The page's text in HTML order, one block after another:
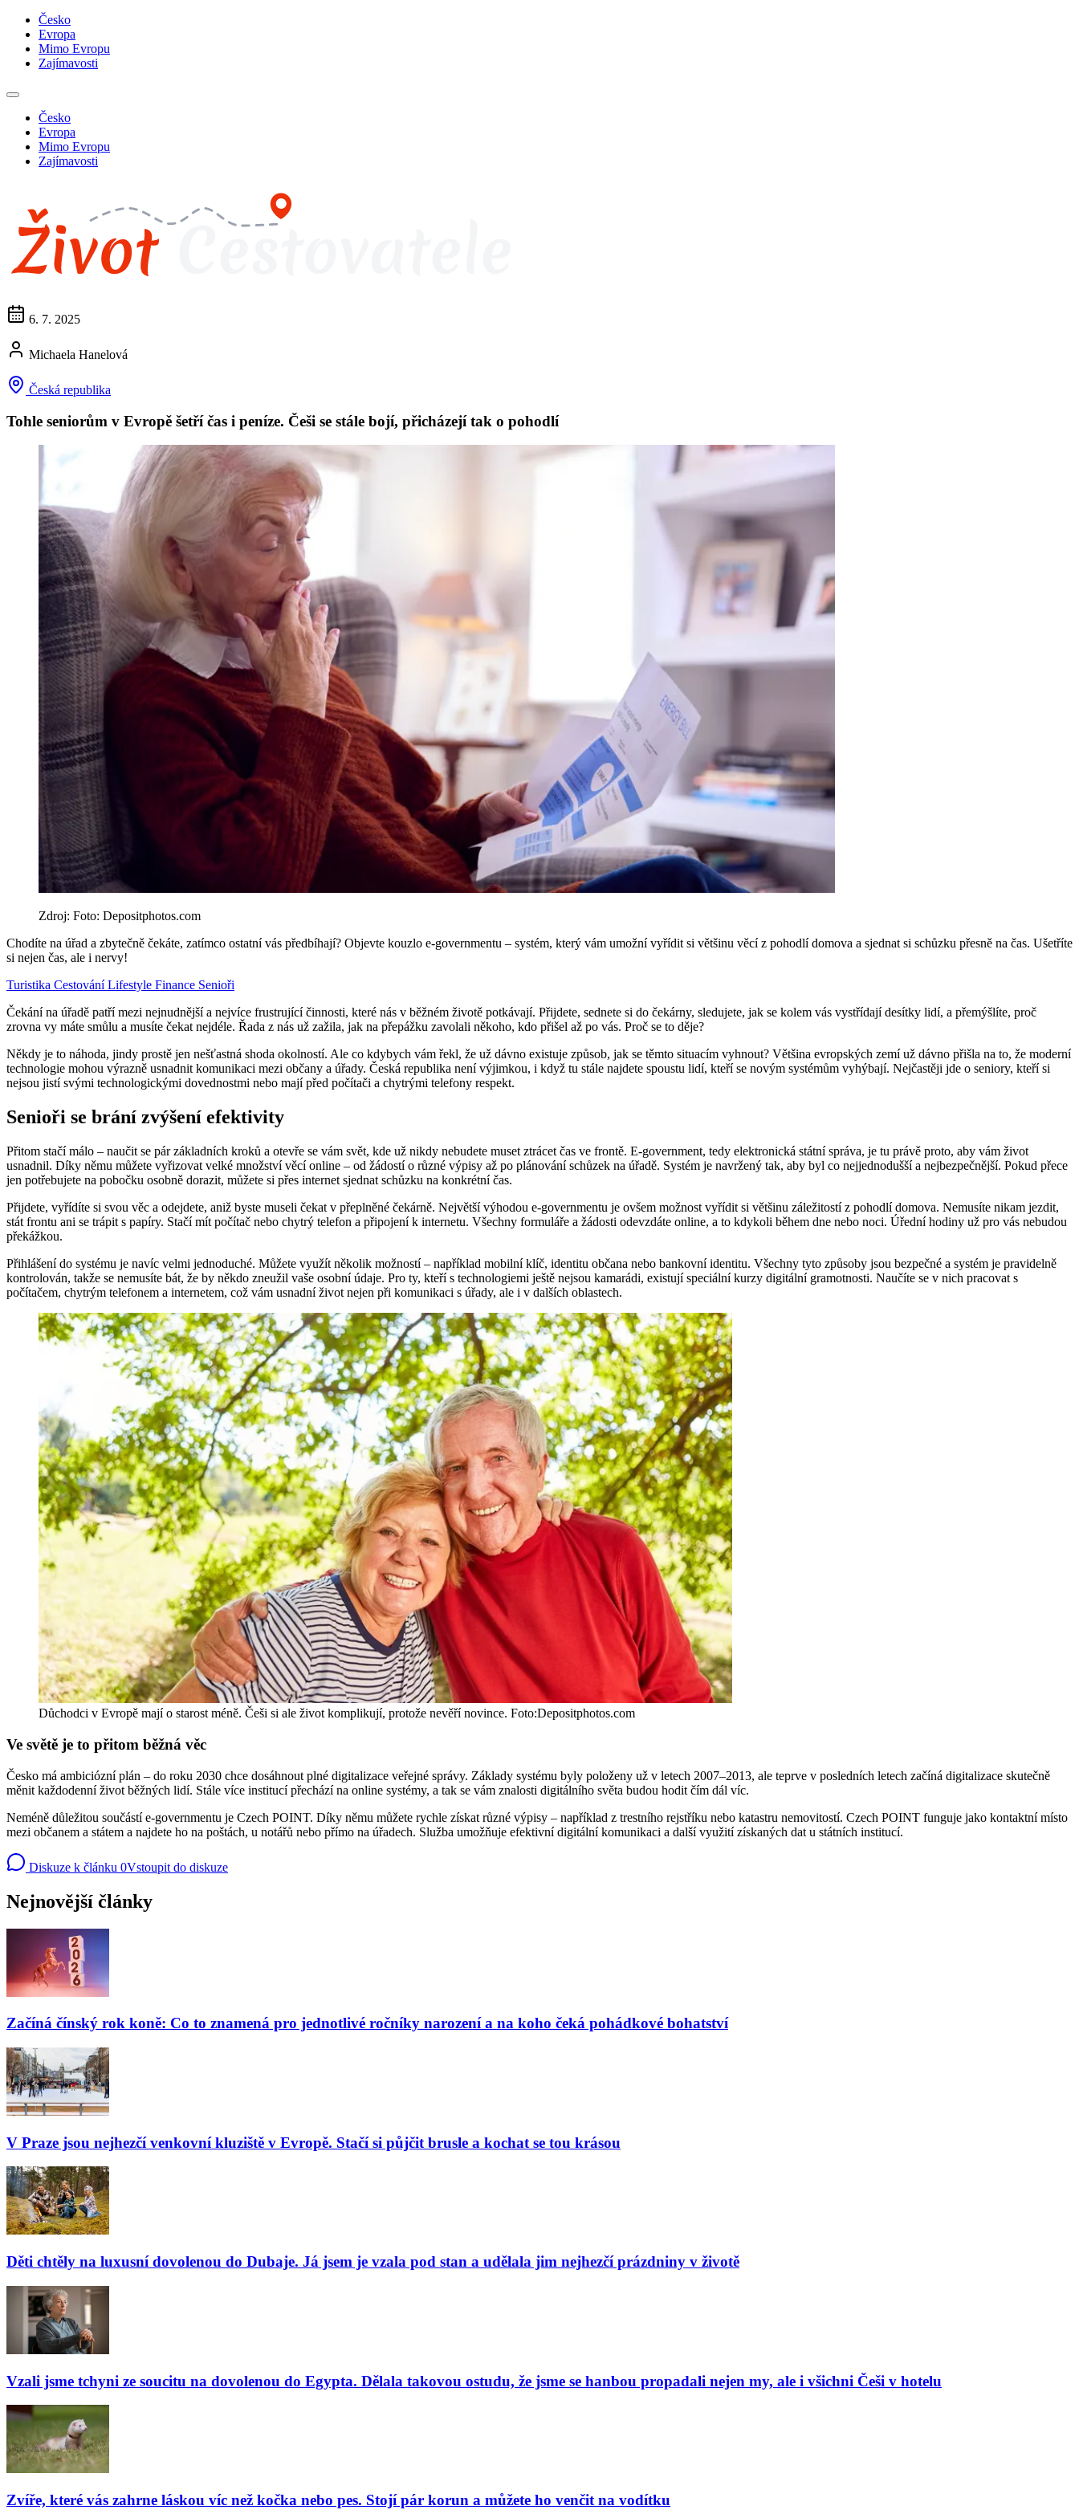
Česko
Evropa
Mimo Evropu
Zajímavosti
Česko
Evropa
Mimo Evropu
Zajímavosti
6. 7. 2025
Michaela Hanelová
Česká republika
Tohle seniorům v Evropě šetří čas i peníze. Češi se stále bojí, přicházejí tak o pohodlí
Zdroj: Foto: Depositphotos.com
Chodíte na úřad a zbytečně čekáte, zatímco ostatní vás předbíhají? Objevte kouzlo e-governmentu – systém, který vám umožní vyřídit si většinu věcí z pohodlí domova a sjednat si schůzku přesně na čas. Ušetříte
si nejen čas, ale i nervy!
Turistika CestováníLifestyle Finance Senioři
Čekání na úřadě patří mezi nejnudnější a nejvíce frustrující činnosti, které nás v běžném životě potkávají. Přijdete, sednete si do čekárny, sledujete, jak se kolem vás vystřídají desítky lidí, a přemýšlíte, proč
zrovna vy máte smůlu a musíte čekat nejdéle. Řada z nás už zažila, jak na přepážku zavolali někoho, kdo přišel až po vás. Proč se to děje?
Někdy je to náhoda, jindy prostě jen nešťastná shoda okolností. Ale co kdybych vám řekl, že už dávno existuje způsob, jak se těmto situacím vyhnout? Většina evropských zemí už dávno přišla na to, že moderní
technologie mohou výrazně usnadnit komunikaci mezi občany a úřady. Česká republika není výjimkou, i když tu stále najdete spoustu lidí, kteří se novým systémům vyhýbají. Nejčastěji jde o seniory, kteří si
nejsou jistí svými technologickými dovednostmi nebo mají před počítači a chytrými telefony respekt.
Senioři se brání zvýšení efektivity
Přitom stačí málo – naučit se pár základních kroků a otevře se vám svět, kde už nikdy nebudete muset ztrácet čas ve frontě. E-government, tedy elektronická státní správa, je tu právě proto, aby vám život
usnadnil. Díky němu můžete vyřizovat velké množství věcí online – od žádostí o různé výpisy až po plánování schůzek na úřadě. Systém je navržený tak, aby byl co nejjednodušší a nejbezpečnější. Pokud přece
jen potřebujete na pobočku osobně dorazit, můžete si přes internet sjednat schůzku na konkrétní čas.
Přijdete, vyřídíte si svou věc a odejdete, aniž byste museli čekat v přeplněné čekárně. Největší výhodou e-governmentu je ovšem možnost vyřídit si většinu záležitostí z pohodlí domova. Nemusíte nikam jezdit,
stát frontu ani se trápit s papíry. Stačí mít počítač nebo chytrý telefon a připojení k internetu. Všechny formuláře a žádosti odevzdáte online, a to kdykoli během dne nebo noci. Úřední hodiny už pro vás nebudou
překážkou.
Přihlášení do systému je navíc velmi jednoduché. Můžete využít několik možností – například mobilní klíč, identitu občana nebo bankovní identitu. Všechny tyto způsoby jsou bezpečné a systém je pravidelně
kontrolován, takže se nemusíte bát, že by někdo zneužil vaše osobní údaje. Pro ty, kteří s technologiemi ještě nejsou kamarádi, existují speciální kurzy digitální gramotnosti. Naučíte se v nich pracovat s
počítačem, chytrým telefonem a internetem, což vám usnadní život nejen při komunikaci s úřady, ale i v dalších oblastech.
Důchodci v Evropě mají o starost méně. Češi si ale život komplikují, protože nevěří novince. Foto:Depositphotos.com
Ve světě je to přitom běžná věc
Česko má ambiciózní plán – do roku 2030 chce dosáhnout plné digitalizace veřejné správy. Základy systému byly položeny už v letech 2007–2013, ale teprve v posledních letech začíná digitalizace skutečně
měnit každodenní život běžných lidí. Stále více institucí přechází na online systémy, a tak se vám znalosti digitálního světa budou hodit čím dál víc.
Neméně důležitou součástí e-governmentu je Czech POINT. Díky němu můžete rychle získat různé výpisy – například z trestního rejstříku nebo katastru nemovitostí. Czech POINT funguje jako kontaktní místo
mezi občanem a státem a najdete ho na poštách, u notářů nebo přímo na úřadech. Služba umožňuje efektivní digitální komunikaci a další využití získaných dat u státních institucí.
Diskuze k článku 0Vstoupit do diskuze
Nejnovější články
Začíná čínský rok koně: Co to znamená pro jednotlivé ročníky narození a na koho čeká pohádkové bohatství
V Praze jsou nejhezčí venkovní kluziště v Evropě. Stačí si půjčit brusle a kochat se tou krásou
Děti chtěly na luxusní dovolenou do Dubaje. Já jsem je vzala pod stan a udělala jim nejhezčí prázdniny v životě
Vzali jsme tchyni ze soucitu na dovolenou do Egypta. Dělala takovou ostudu, že jsme se hanbou propadali nejen my, ale i všichni Češi v hotelu
Zvíře, které vás zahrne láskou víc než kočka nebo pes. Stojí pár korun a můžete ho venčit na vodítku